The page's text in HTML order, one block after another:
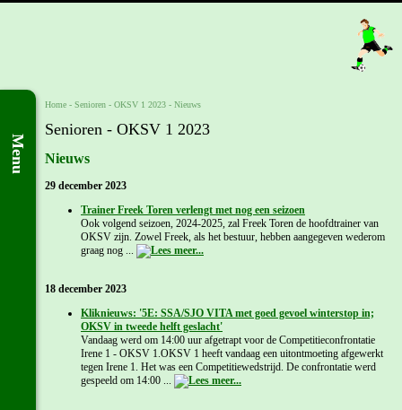
Menu
Home - Senioren - OKSV 1 2023 - Nieuws
Senioren - OKSV 1 2023
Nieuws
29 december 2023
Trainer Freek Toren verlengt met nog een seizoen
Ook volgend seizoen, 2024-2025, zal Freek Toren de hoofdtrainer van
OKSV zijn. Zowel Freek, als het bestuur, hebben aangegeven wederom
graag nog ...
18 december 2023
Kliknieuws: '5E: SSA/SJO VITA met goed gevoel winterstop in;
OKSV in tweede helft geslacht'
Vandaag werd om 14:00 uur afgetrapt voor de Competitieconfrontatie
Irene 1 - OKSV 1.OKSV 1 heeft vandaag een uitontmoeting afgewerkt
tegen Irene 1. Het was een Competitiewedstrijd. De confrontatie werd
gespeeld om 14:00 ...